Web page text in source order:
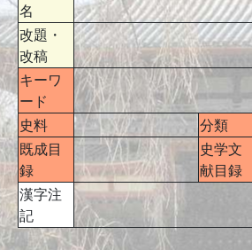
名
改題・
改稿
キーワ
ード
史料
分類
既成目
録
史学文
献目録
漢字注
記